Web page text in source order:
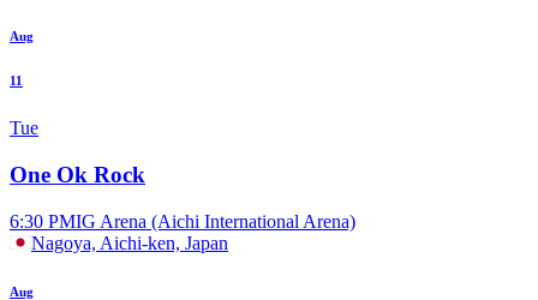
Aug
11
Tue
One Ok Rock
6:30 PMIG Arena (Aichi International Arena)
Nagoya, Aichi-ken, Japan
Aug